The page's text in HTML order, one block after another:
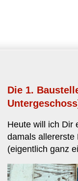
Die 1.
Heute will ich Dir
damals allererste
(eigentlich ganz